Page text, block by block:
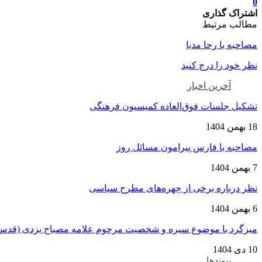
0
اشتراک گذاری
مطالب مرتبط
مصاحبه با رحا مدیا
نظر خود را درج کنید
آخرین اخبار
تشکیل جلسات فوق‌العاده کمیسیون فرهنگی
18 بهمن 1404
مصاحبه با فارس پیرامون مسائل روز
7 بهمن 1404
نظر درباره برخی از چهره‌های مطرح سیاسی
6 بهمن 1404
میزگرد با موضوع سیره و شخصیت مرحوم علامه مصباح یزدی
10 دی 1404